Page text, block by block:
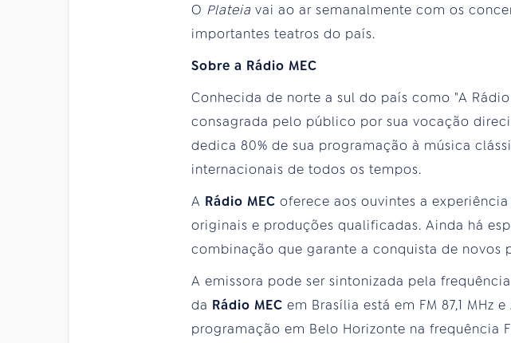
O Plateia vai ao ar semanalmente com os
importantes teatros do país.
Sobre a Rádio MEC
Conhecida de norte a sul do país como "A
consagrada pelo público por sua vocação
dedica 80% de sua programação à música
internacionais de todos os tempos.
A Rádio MEC oferece aos ouvintes a
originais e produções qualificadas. Ainda há
combinação que garante a conquista de novos
A emissora pode ser sintonizada pela
da Rádio MEC em Brasília está em FM 87,1 MHz
programação em Belo Horizonte na frequência